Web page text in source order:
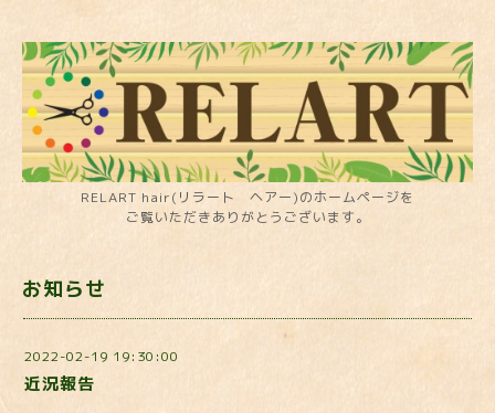
RELART hair(リラート ヘアー)のホームページを
ご覧いただきありがとうございます。
お知らせ
2022-02-19 19:30:00
近況報告